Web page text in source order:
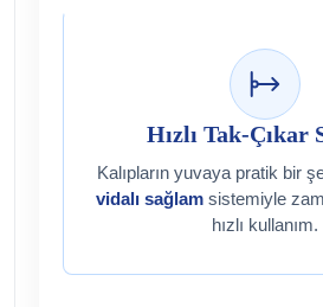
Hızlı Tak-Çıkar
Kalıpların yuvaya pratik bir
vidalı sağlamsistemiyle
hızlı kullanım.